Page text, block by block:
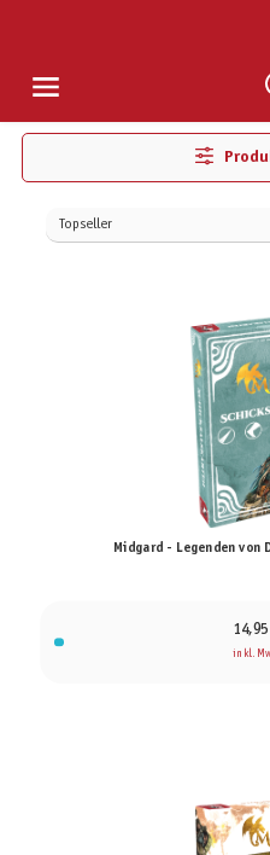
Midgard - Legenden von
inkl.